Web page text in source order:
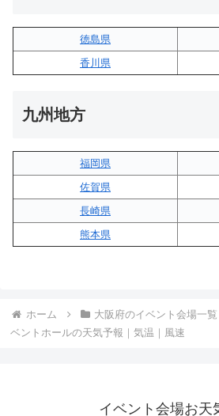
徳島県
香川県
九州地方
福岡県
佐賀県
長崎県
熊本県
ホーム 大阪府のイベント会場一覧
ベントホールの天気予報｜気温｜風速
イベント会場お天